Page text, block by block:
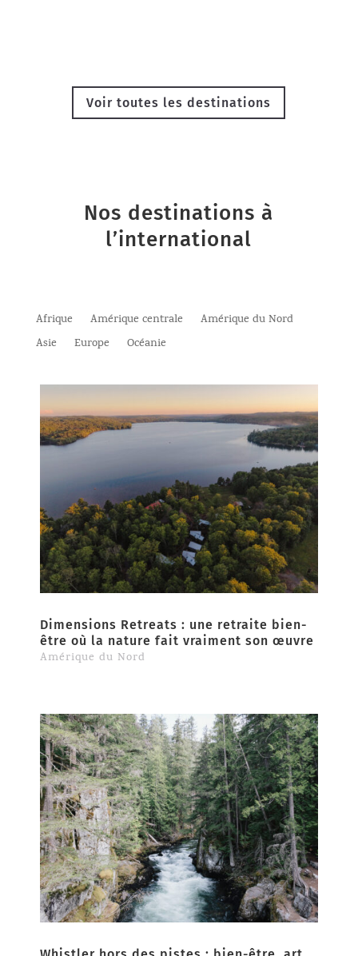
Voir toutes les destinations
Nos destinations à
l’international
Afrique Amérique centrale
Amérique du Nord
Asie
Europe Océanie
Dimensions Retreats : une retraite bien-
être où la nature fait vraiment son œuvre
Amérique du Nord